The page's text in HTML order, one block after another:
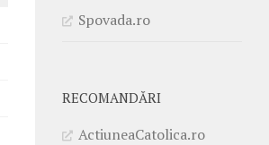
Spovada.ro
RECOMANDĂRI
ActiuneaCatolica.ro